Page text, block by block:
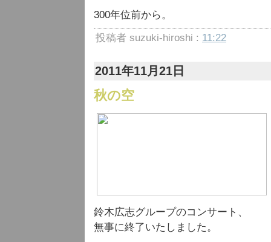
300年位前から。
投稿者 suzuki-hiroshi : 11:22
2011年11月21日
秋の空
鈴木広志グループのコンサート、
無事に終了いたしました。